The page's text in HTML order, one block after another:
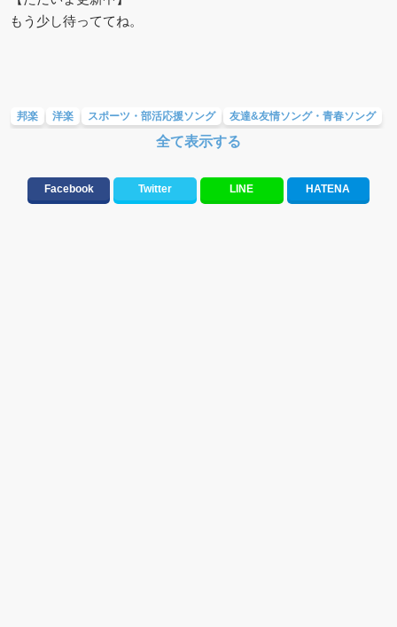
もう少し待っててね。
邦楽 洋楽 スポーツ・部活応援ソング 友達&友情ソング・青春ソング
バラード・歌詞が泣ける歌 メロディ・曲の雰囲気別
元気が出る歌・やる気が出る曲・明るい曲・楽しい歌・勇気が出る歌
全て表示する
Facebook Twitter LINE HATENA